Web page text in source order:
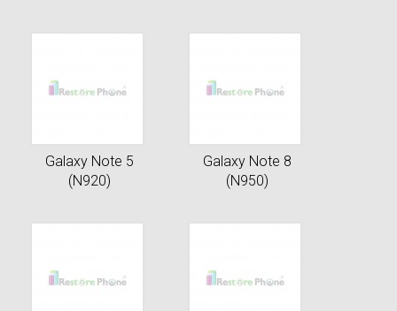
Galaxy Note 5
(N920)
Galaxy Note 8
(N950)